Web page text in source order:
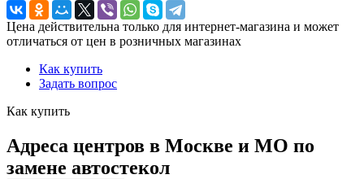
Цена действительна только для интернет-магазина и может
отличаться от цен в розничных магазинах
Как купить
Задать вопрос
Как купить
Адреса центров в Москве и МО по
замене автостекол